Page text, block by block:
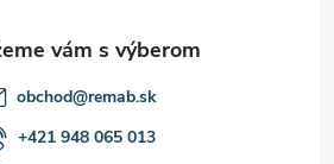
obchod@remab.sk
+421 948 065 013